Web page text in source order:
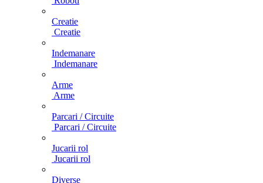
Creatie
Creatie
Indemanare
Indemanare
Arme
Arme
Parcari / Circuite
Parcari / Circuite
Jucarii rol
Jucarii rol
Diverse